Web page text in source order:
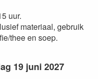
uur.
materiaal, gebruik
thee en soep.
19 juni 2027